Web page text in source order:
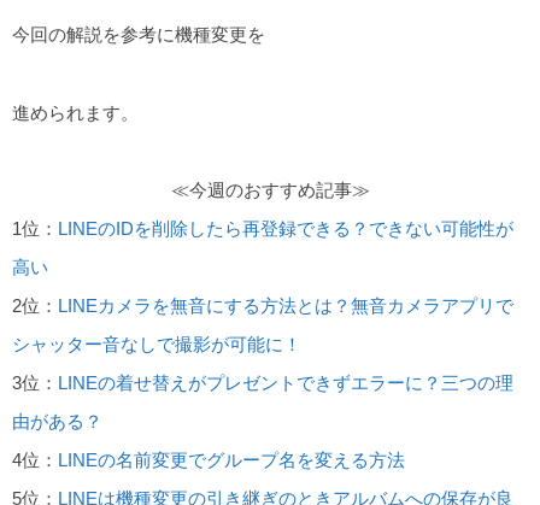
今回の解説を参考に機種変更を
進められます。
≪今週のおすすめ記事≫
1位： LINEのIDを削除したら再登録できる？できない可能性が
高い
2位： LINEカメラを無音にする方法とは？無音カメラアプリで
シャッター音なしで撮影が可能に！
3位： LINEの着せ替えがプレゼントできずエラーに？三つの理
由がある？
4位： LINEの名前変更でグループ名を変える方法
5位： LINEは機種変更の引き継ぎのときアルバムへの保存が良